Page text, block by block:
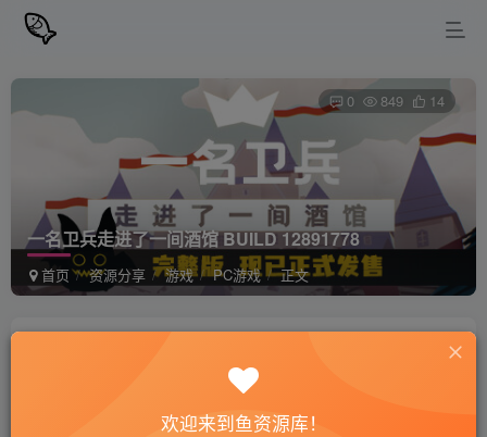
一名卫兵走进了一间酒馆 BUILD 12891778
首页 资源分享 游戏 PC游戏 正文
0 849 14
私信
欢迎来到鱼资源库！